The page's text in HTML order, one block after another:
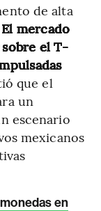
de alta
El mercado
el T-
que el
un
escenario
mexicanos
en